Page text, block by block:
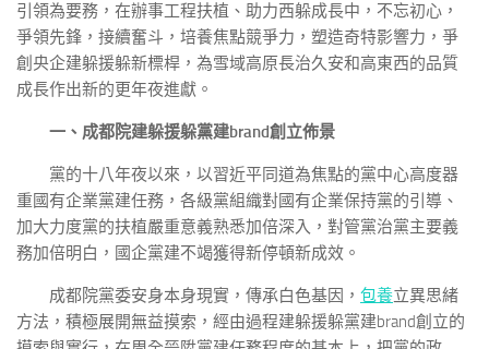
引領為要務，在辦事工程扶植、助力西躲成長中，不忘初心，
爭領先鋒，接續奮斗，培養焦點競爭力，塑造奇特影響力，爭
創央企建躲援躲新標桿，為雪域高原長治久安和高東西的品質
成長作出新的更年夜進獻。
一、成都院建躲援躲黨建brand創立佈景
黨的十八年夜以來，以習近平同道為焦點的黨中心高度器
重國有企業黨建任務，各級黨組織對國有企業保持黨的引導、
加大力度黨的扶植嚴重意義熟悉加倍深入，對管黨治黨主要義
務加倍明白，國企黨建不竭獲得新停頓新成效。
成都院黨委安身本身現實，傳承白色基因， 包養立異思緒
方法，積極展開無益摸索，經由過程建躲援躲黨建brand創立的